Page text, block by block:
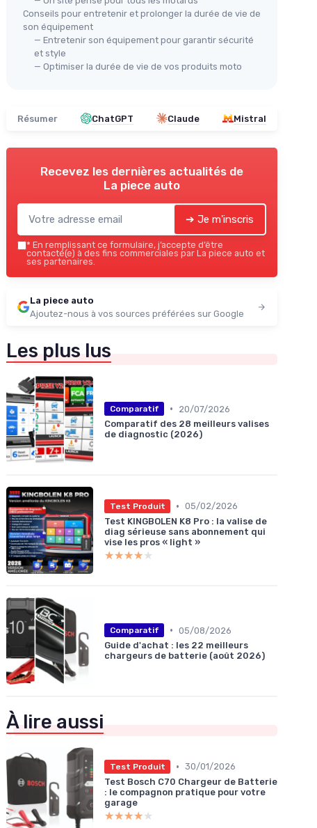
Conseils pour entretenir et prolonger la durée de vie de
son équipement
— Entretenir son équipement pour garantir sécurité
et style
— Optimiser la durée de vie de vos produits moto
Résumer ChatGPT Claude Mistral
Recevez les dernières actualités de
La piece auto
➔ Je m'inscris
* En remplissant ce formulaire, j’accepte d’être
contacté(e) à des fins commerciales par La piece auto et
ses partenaires.
La piece auto
Ajoutez-nous à vos sources préférées sur Google
Les plus lus
Comparatif •
20/07/2026
Comparatif des 28 meilleurs valises
de diagnostic (2026)
Test Produit • 05/02/2026
Test KINGBOLEN K8 Pro : la valise de
diag sérieuse sans abonnement qui
vise les pros « light »
★★★★★
★★★★★
Comparatif • 05/08/2026
Guide d'achat : les 22 meilleurs
chargeurs de batterie (août 2026)
À lire aussi
Test Produit • 30/01/2026
Test Bosch C70 Chargeur de Batterie
: le compagnon pratique pour votre
garage
★★★★★
★★★★★